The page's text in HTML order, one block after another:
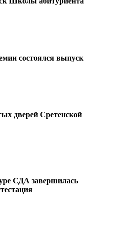
состоялся выпуск
дверей Сретенской
СДА завершилась